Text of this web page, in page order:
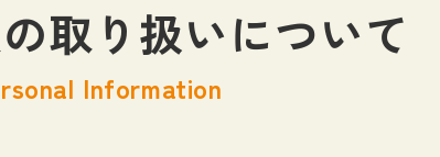
取り扱いについて
Information